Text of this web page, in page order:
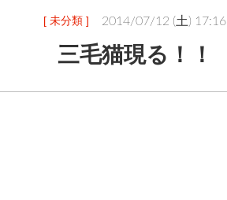
[ 未分類 ] 2014/07/12 (土) 17:16
三毛猫現る！！